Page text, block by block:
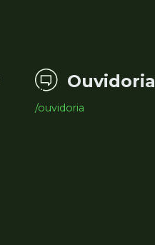
Ouvidoria
/ouvidoria